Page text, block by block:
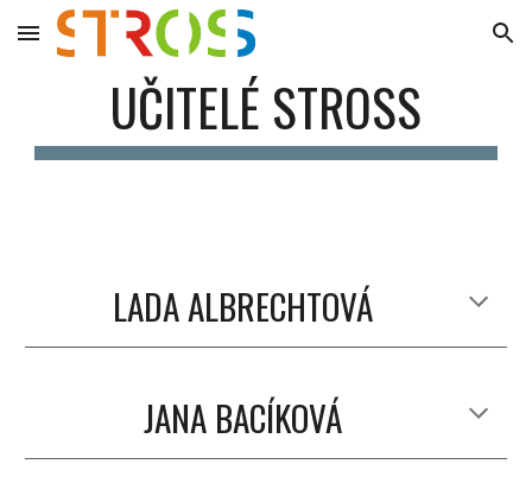
Skip to main content Skip to navigation
UČITELÉ STROSS
LADA ALBRECHTOVÁ
JANA BACÍKOVÁ